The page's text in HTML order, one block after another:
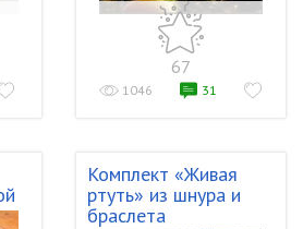
67
1046 31
Комплект «Живая
ртуть» из шнура и
браслета